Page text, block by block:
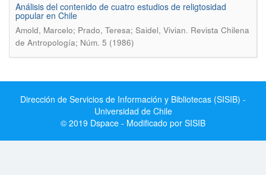
Análisis del contenido de cuatro estudios de religtosidad
popular en Chile
Amold, Marcelo; Prado, Teresa; Saidel, Vivian. Revista Chilena
de Antropología; Núm. 5 (1986)
Dirección de Servicios de Información y Bibliotecas (SISIB) -
Universidad de Chile
© 2019 Dspace - Modificado por SISIB